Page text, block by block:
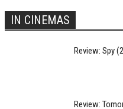
IN CINEMAS
Review: Spy
Review: